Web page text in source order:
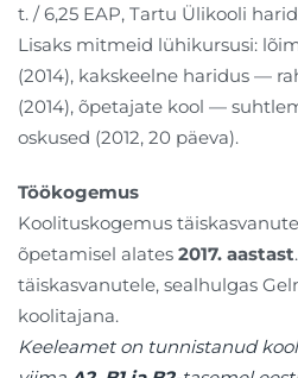
t. / 6,25 EAP, Tartu Ülikooli
Lisaks mitmeid lühikursusi:
(2014), kakskeelne haridus —
(2014), õpetajate kool —
oskused (2012, 20 päeva).
Töökogemus
Koolituskogemus
õpetamisel alates 2017. aastast
täiskasvanutele, sealhulgas
koolitajana.
Keeleamet on tunnistanud